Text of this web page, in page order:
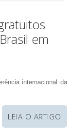
em
internacional da
LEIA O ARTIGO